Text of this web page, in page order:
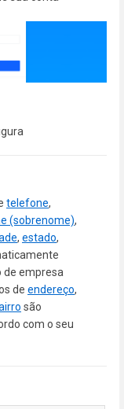
telefone,
(sobrenome),
, estado,
de empresa
de endereço,
são
com o seu